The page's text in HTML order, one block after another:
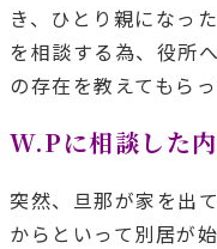
き、ひとり親になっ
を相談する為、役所
の存在を教えてもらっ
W.Pに相談した
突然、旦那が家を出
からといって別居が始